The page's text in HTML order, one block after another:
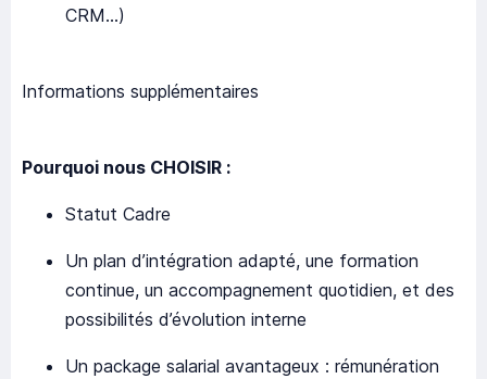
CRM…)
Informations supplémentaires
Pourquoi nous CHOISIR :
Statut Cadre
Un plan d’intégration adapté, une formation
continue, un accompagnement quotidien, et des
possibilités d’évolution interne
Un package salarial avantageux : rémunération